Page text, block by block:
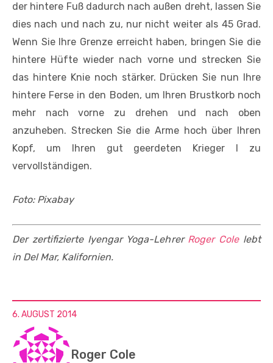
der hintere Fuß dadurch nach außen dreht, lassen Sie
dies nach und nach zu, nur nicht weiter als 45 Grad.
Wenn Sie Ihre Grenze erreicht haben, bringen Sie die
hintere Hüfte wieder nach vorne und strecken Sie
das hintere Knie noch stärker. Drücken Sie nun Ihre
hintere Ferse in den Boden, um Ihren Brustkorb noch
mehr nach vorne zu drehen und nach oben
anzuheben. Strecken Sie die Arme hoch über Ihren
Kopf, um Ihren gut geerdeten Krieger I zu
vervollständigen.
Foto: Pixabay
Der zertifizierte Iyengar Yoga-Lehrer Roger Cole­ lebt
in Del Mar, Kalifornien.
6. AUGUST 2014
Roger Cole